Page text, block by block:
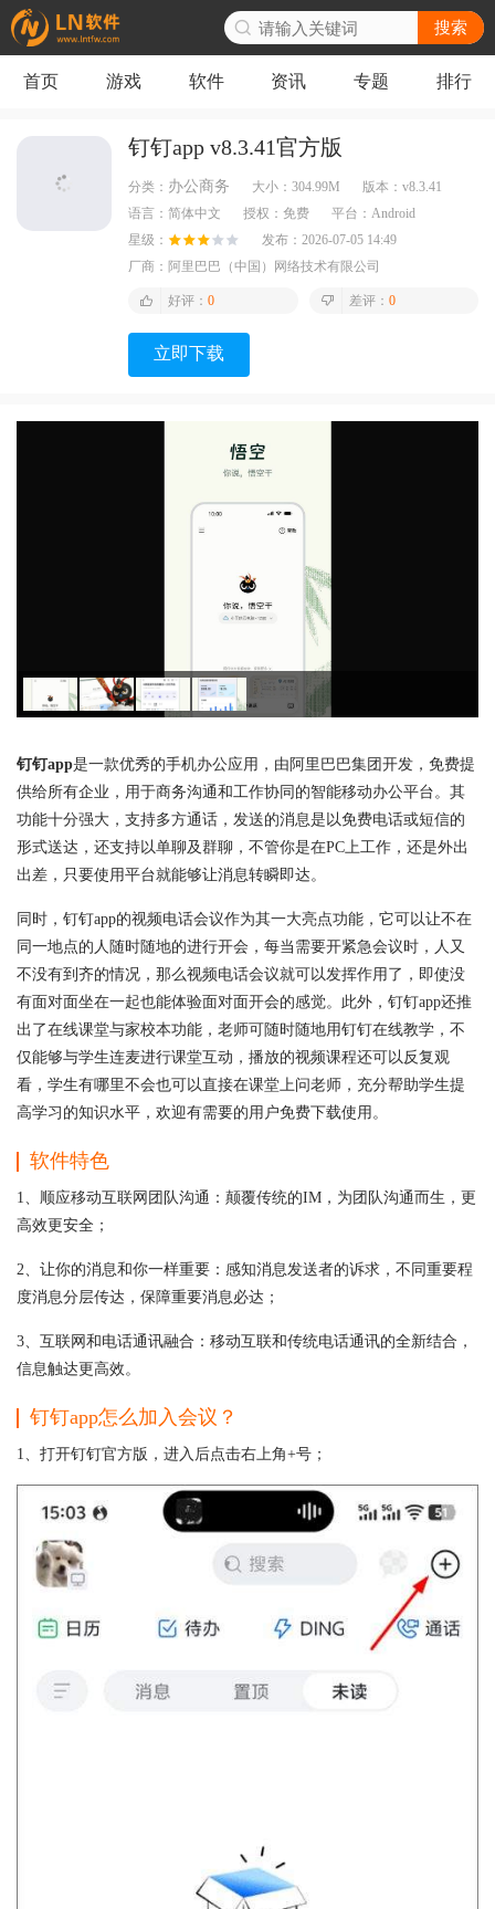
搜索
首页 游戏 软件 资讯 专题 排行
钉钉app v8.3.41官方版
分类： 办公商务 大小： 304.99M 版本： v8.3.41
语言： 简体中文 授权： 免费 平台： Android
星级：
发布： 2026-07-05 14:49
厂商： 阿里巴巴（中国）网络技术有限公司
好评： 0 差评： 0
立即下载
钉钉app是一款优秀的手机办公应用，由阿里巴巴集团开发，免费提
供给所有企业，用于商务沟通和工作协同的智能移动办公平台。其
功能十分强大，支持多方通话，发送的消息是以免费电话或短信的
形式送达，还支持以单聊及群聊，不管你是在PC上工作，还是外出
出差，只要使用平台就能够让消息转瞬即达。
同时，钉钉app的视频电话会议作为其一大亮点功能，它可以让不在
同一地点的人随时随地的进行开会，每当需要开紧急会议时，人又
不没有到齐的情况，那么视频电话会议就可以发挥作用了，即使没
有面对面坐在一起也能体验面对面开会的感觉。此外，钉钉app还推
出了在线课堂与家校本功能，老师可随时随地用钉钉在线教学，不
仅能够与学生连麦进行课堂互动，播放的视频课程还可以反复观
看，学生有哪里不会也可以直接在课堂上问老师，充分帮助学生提
高学习的知识水平，欢迎有需要的用户免费下载使用。
软件特色
1、顺应移动互联网团队沟通：颠覆传统的IM，为团队沟通而生，更
高效更安全；
2、让你的消息和你一样重要：感知消息发送者的诉求，不同重要程
度消息分层传达，保障重要消息必达；
3、互联网和电话通讯融合：移动互联和传统电话通讯的全新结合，
信息触达更高效。
钉钉app怎么加入会议？
1、打开钉钉官方版，进入后点击右上角+号；